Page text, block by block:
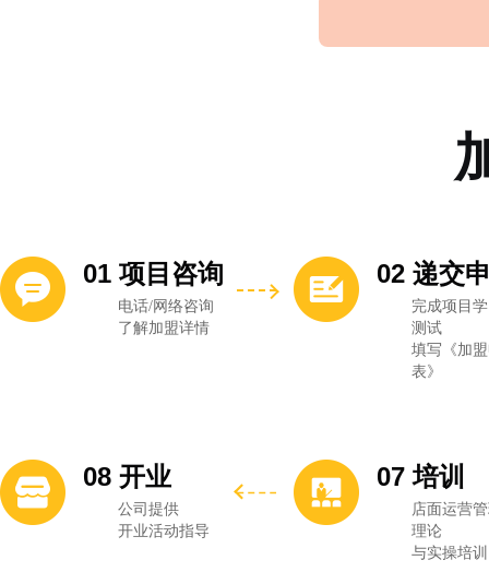
01 项目咨询
电话/网络咨询
了解加盟详情
02 递交
完成项目
测试
填写《加
表》
08 开业
公司提供
开业活动指导
07 培训
店面运营
理论
与实操培训